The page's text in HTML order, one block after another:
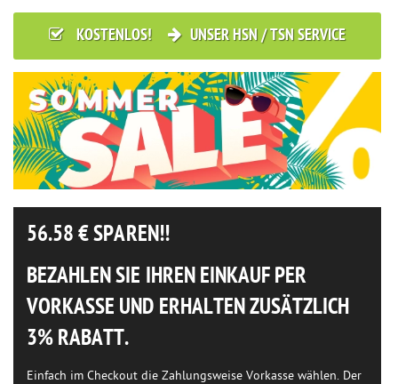
KOSTENLOS! UNSER HSN / TSN SERVICE
56.58€ SPAREN!!
BEZAHLEN SIE IHREN EINKAUF PER
VORKASSE UND ERHALTEN ZUSÄTZLICH
3% RABATT.
Einfach im Checkout die Zahlungsweise Vorkasse wählen. Der